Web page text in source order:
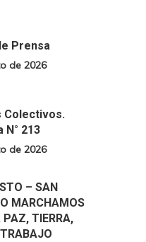
Prensa
de 2026
Colectivos.
N° 213
de 2026
– SAN
MARCHAMOS
PAZ, TIERRA,